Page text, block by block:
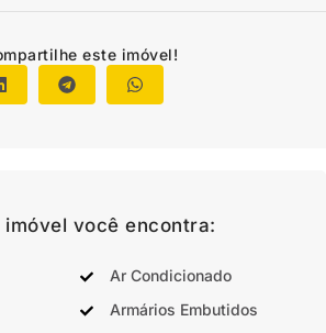
este imóvel!
imóvel você encontra:
Ar Condicionado
Armários Embutidos